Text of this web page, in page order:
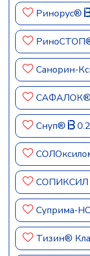
Ринорус®
Санорин-
Снуп®
СОПИКСИЛ
Суприма-
Тизин®